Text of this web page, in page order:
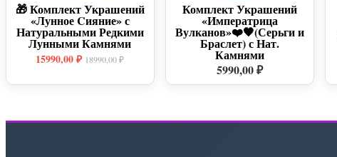
🎁 Комплект Украшений
«Лунное Cияние» с
Натуральными Редкими
Лунными Камнями
15990,00 ₽ 18990,00 ₽
Комплект Украшений
«Императрица
Вулканов»❤️🖤(Серьги и
Браслет) с Нат.
Камнями
5990,00 ₽